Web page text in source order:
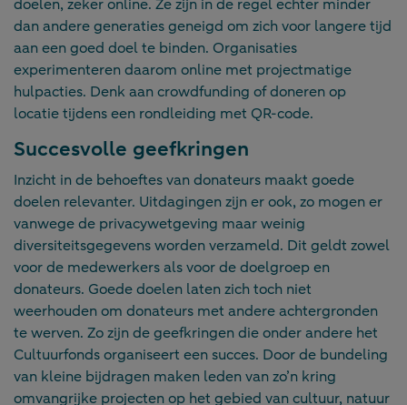
doelen, zeker online. Ze zijn in de regel echter minder
dan andere generaties geneigd om zich voor langere tijd
aan een goed doel te binden. Organisaties
experimenteren daarom online met projectmatige
hulpacties. Denk aan crowdfunding of doneren op
locatie tijdens een rondleiding met QR-code.
Succesvolle geefkringen
Inzicht in de behoeftes van donateurs maakt goede
doelen relevanter. Uitdagingen zijn er ook, zo mogen er
vanwege de privacywetgeving maar weinig
diversiteitsgegevens worden verzameld. Dit geldt zowel
voor de medewerkers als voor de doelgroep en
donateurs. Goede doelen laten zich toch niet
weerhouden om donateurs met andere achtergronden
te werven. Zo zijn de geefkringen die onder andere het
Cultuurfonds organiseert een succes. Door de bundeling
van kleine bijdragen maken leden van zo’n kring
omvangrijke projecten op het gebied van cultuur, natuur